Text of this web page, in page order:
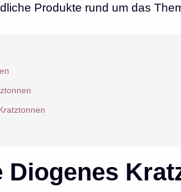
Produkte rund um das
Diogenes